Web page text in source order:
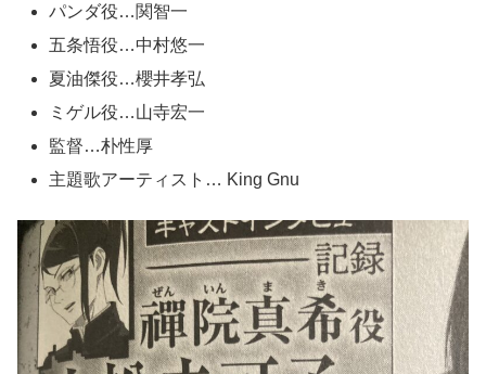
パンダ役…関智一
五条悟役…中村悠一
夏油傑役…櫻井孝弘
ミゲル役…山寺宏一
監督…朴性厚
主題歌アーティスト… King Gnu